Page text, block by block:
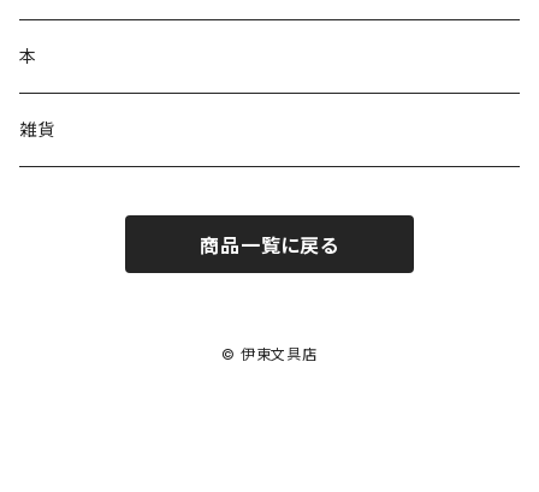
単色ボールペン
シャーペンシル
本
雑貨
商品一覧に戻る
© 伊東文具店